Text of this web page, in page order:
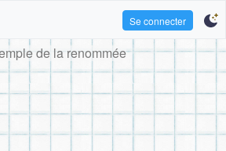
Se connecter
de la renommée